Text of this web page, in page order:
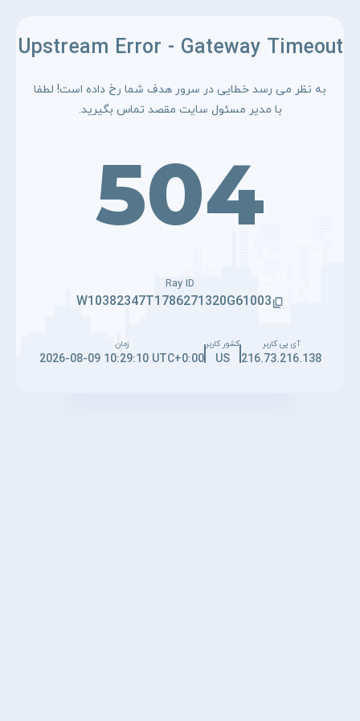
Upstream Error - Gateway Timeout
به نظر می رسد خطایی در سرور هدف شما رخ داده است! لطفا
با مدیر مسئول سایت مقصد تماس بگیرید.
504
Ray ID
W10382347T1786271320G61003
آی پی کاربر
216.73.216.138
کشور کاربر
US
زمان
2026-08-09 10:29:10 UTC+0:00